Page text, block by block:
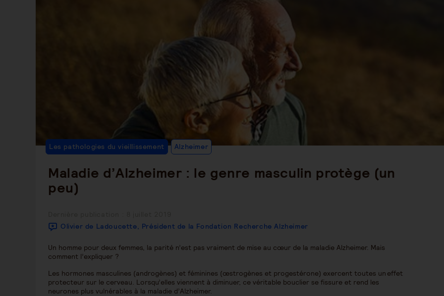
Maladie d’Alzheimer : le genre masculin protège (un
peu)
publiée :
Olivier de Ladoucette, Président de la Fondation Recherche Alzheimer
Les pathologies du vieillissement Alzheimer
Un homme pour deux femmes, la parité n’est pas vraiment de mise au cœur de la maladie Alzheimer. Mais
comment l’expliquer ?
Les hormones masculines (androgènes) et féminines (œstrogènes et progestérone) exercent toutes un effet
protecteur sur le cerveau. Lorsqu’elles viennent à diminuer, ce véritable bouclier se fissure et rend les
neurones plus vulnérables à la maladie d’Alzheimer.